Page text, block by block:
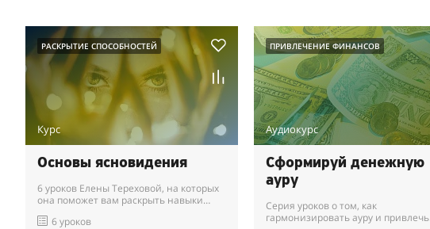
РАСКРЫТИЕ СПОСОБНОСТЕЙ
Курс
Основы ясновидения
6 уроков Елены Тереховой, на которых
она поможет вам раскрыть навыки
6 уроков
ПРИВЛЕЧЕНИЕ ФИНАНСОВ
Аудиокурс
Сформируй денежную
ауру
Серия уроков о том, как
гармонизировать ауру и привлечь